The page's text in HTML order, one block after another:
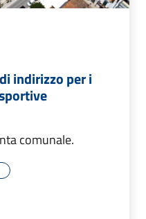
indirizzo per i
comunale.